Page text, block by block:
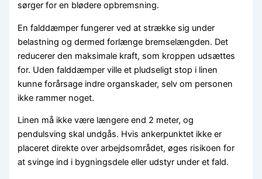
sørger for en blødere opbremsning.
En falddæmper fungerer ved at strække sig under
belastning og dermed forlænge bremselængden. Det
reducerer den maksimale kraft, som kroppen udsættes
for. Uden falddæmper ville et pludseligt stop i linen
kunne forårsage indre organskader, selv om personen
ikke rammer noget.
Linen må ikke være længere end 2 meter, og
pendulsving skal undgås. Hvis ankerpunktet ikke er
placeret direkte over arbejdsområdet, øges risikoen for
at svinge ind i bygningsdele eller udstyr under et fald.